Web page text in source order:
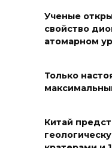
Ученые
свойство
атомарном
Только
Китай